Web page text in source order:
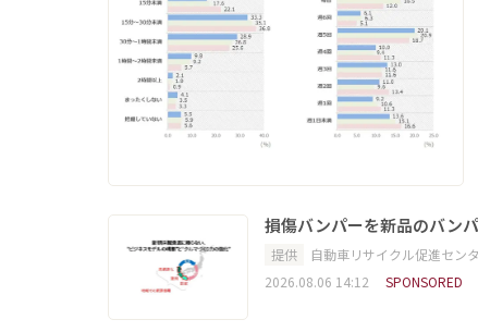
損傷バンパーを新品のバン
提供
自動車リサイクル促進セン
2026.08.06 14:12
SPONSORED